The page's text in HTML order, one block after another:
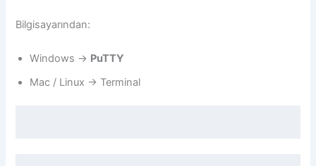
Bilgisayarından:
Windows → PuTTY
Mac / Linux → Terminal